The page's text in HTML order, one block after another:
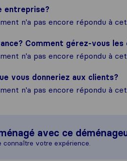
entreprise?
n'a pas encore répondu à
Comment gérez-vous les
n'a pas encore répondu à
vous donneriez aux clients?
n'a pas encore répondu à
avec ce
connaître votre expérience.